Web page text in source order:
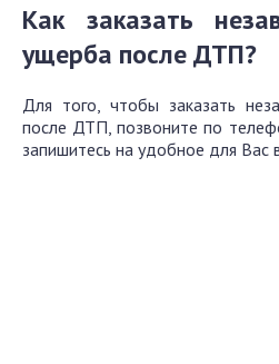
Как заказать
ущерба после ДТП?
Для того, чтобы заказать
после ДТП, позвоните по
запишитесь на удобное для Вас